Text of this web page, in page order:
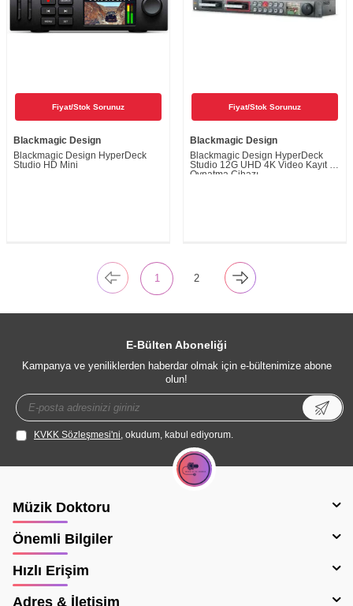
Fiyat/Stok Sorunuz
Blackmagic Design
Blackmagic Design HyperDeck
Studio HD Mini
Fiyat/Stok Sorunuz
Blackmagic Design
Blackmagic Design HyperDeck
Studio 12G UHD 4K Video Kayıt ve
Oynatma Cihazı
1 2
E-Bülten Aboneliği
Kampanya ve yeniliklerden haberdar olmak için e-bültenimize abone
olun!
KVKK Sözleşmesi'ni, okudum, kabul ediyorum.
Müzik Doktoru
Önemli Bilgiler
Hızlı Erişim
Adres & İletişim